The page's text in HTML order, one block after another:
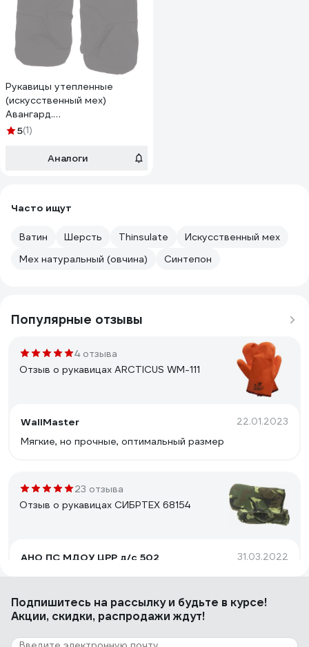
Рукавицы утепленные
(искусственный мех)
Авангард.
Профессиональная
5(1)
Аналоги
Часто ищут
Ватин Шерсть Thinsulate
Искусственный мех
Мех натуральный (овчина)
Синтепон
Популярные отзывы
4 отзыва
Отзыв о рукавицах ARCTICUS WM-111
WallMaster 22.01.2023
Мягкие, но прочные, оптимальный размер
23 отзыва
Отзыв о рукавицах СИБРТЕХ 68154
АНО ПС МДОУ ЦРР д/с 502 31.03.2022
дворник работает 2 месяца. норм
15 отзывов
Отзыв о рукавицах ГК Спецобъединение
Подпишитесь на рассылкуи будьте в курсе!
Акции, скидки, распродажи ждут!